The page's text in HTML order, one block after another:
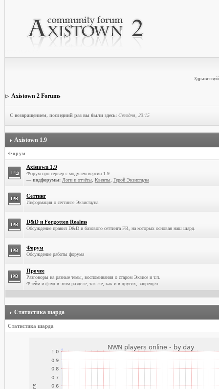
Axistown 2 Forums
С возвращением, последний раз вы были здесь: Сегодня, 23:15
Axistown 1.9
Форум
Axistown 1.9
Форум про сервер с модулем версии 1.9
— подфорумы: Логи и отчёты, Квенты, Герой Экзистауна
Сеттинг
Информация о сеттинге Экзистауна
D&D и Forgotten Realms
Обсуждение правил D&D и базового сеттинга FR, на которых основан наш шард.
Форум
Обсуждение работы форума
Прочее
Разговоры на разные темы, воспоминания о старом Экзисе и т.п.
Флейм и флуд в этом разделе, так же, как и в других, запрещён.
Статистика шарда
Статистика шарда